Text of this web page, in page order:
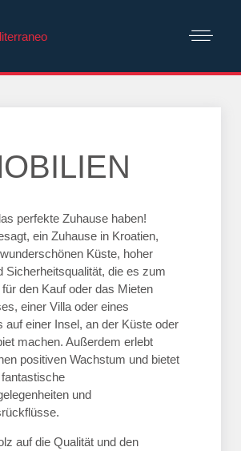
perfekte Zuhause haben!
ein Zuhause in Kroatien,
Küste, hoher
Sicherheitsqualität, die es zum
den Kauf oder das Mieten
einer Villa oder eines
auf einer Insel, an der Küste oder
machen. Außerdem erlebt
positiven Wachstum und bietet
und
auf die Qualität und den